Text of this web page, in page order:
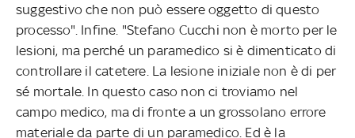
suggestivo che non può essere oggetto di questo
processo". Infine. "Stefano Cucchi non è morto per le
lesioni, ma perché un paramedico si è dimenticato di
controllare il catetere. La lesione iniziale non è di per
sé mortale. In questo caso non ci troviamo nel
campo medico, ma di fronte a un grossolano errore
materiale da parte di un paramedico. Ed è la